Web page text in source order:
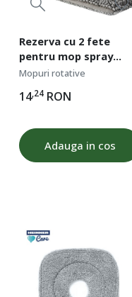
Rezerva cu 2 fete
pentru mop spray
Mega Clean,
microfibra
Mopuri rotative
14,24 RON
Adauga in cos